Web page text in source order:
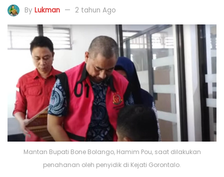
By Lukman 2 tahun Ago
Mantan Bupati Bone Bolango, Hamim Pou, saat dilakukan
penahanan oleh penyidik di Kejati Gorontalo.